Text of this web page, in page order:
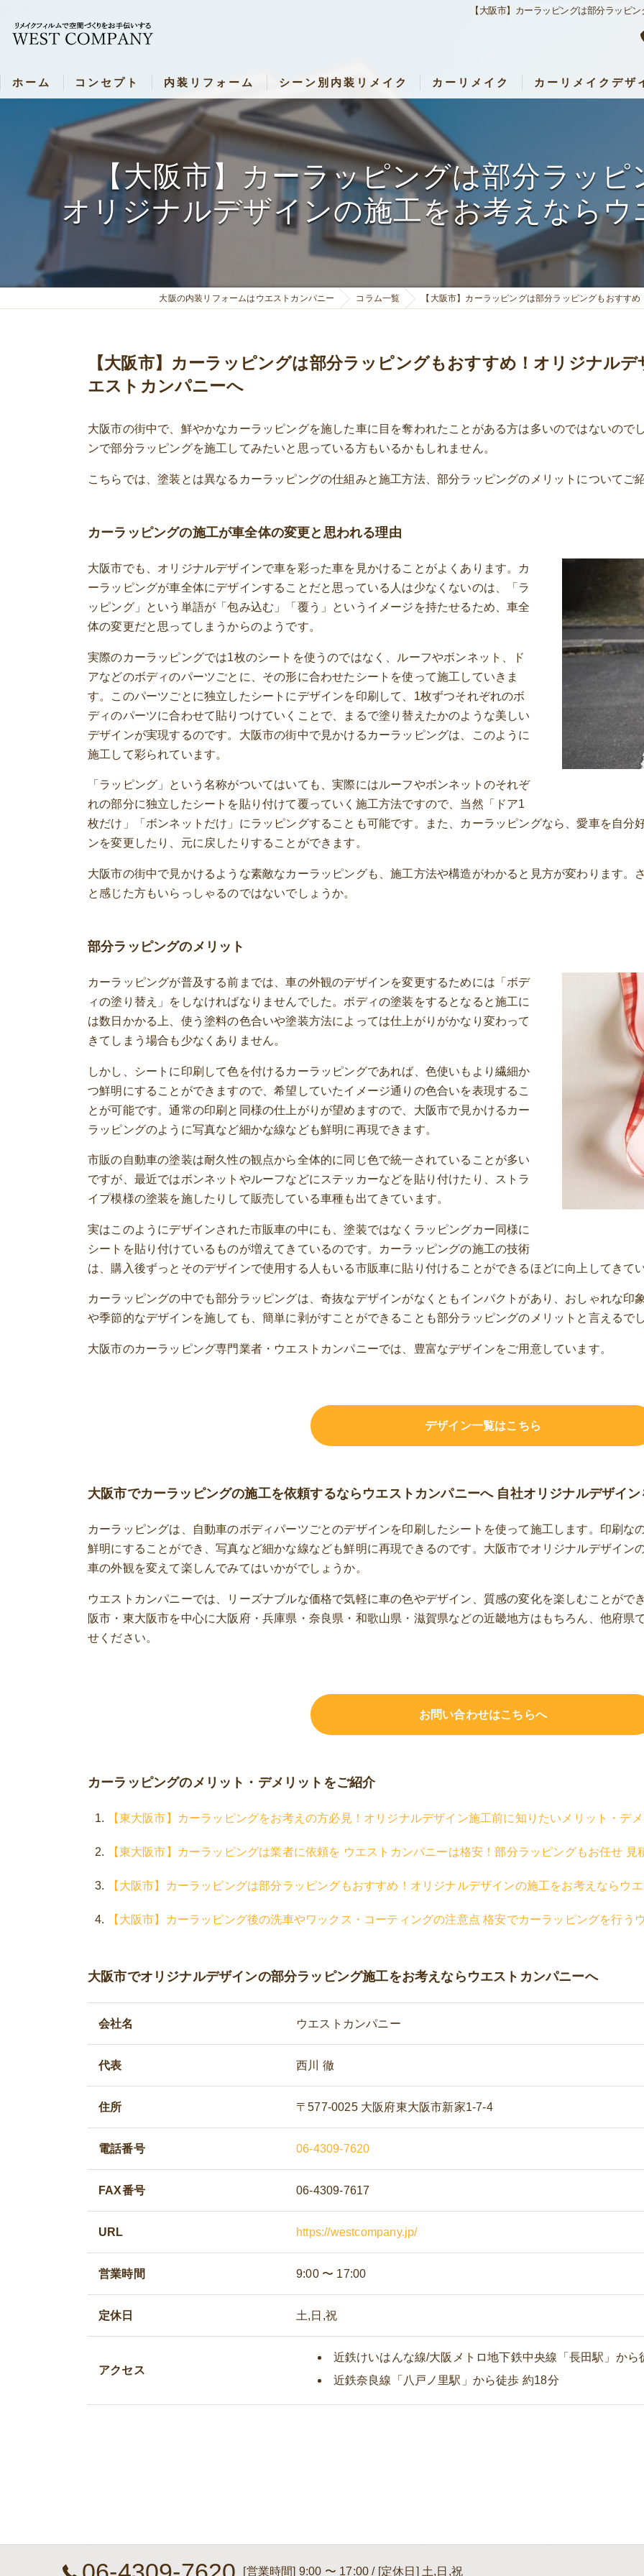
【大阪市】カーラッピングは部分ラッピ
ホーム コンセプト
新着情報
内装リフォーム
内装リフォーム
内装リフォーム 各種料金表
壁リメイク・料金表
ドアリメイク・料金表
バスルームリメイク・料金表
シャッターリメイク・料金表
アクリルパーテーション・料金表
シーン別内装リメイク
シーン別内装リメイク
飲食店・アパレル・店舗リメイク
病院・施設・キッズルームリメイク
お部屋（キッチン・子ども部屋・壁など）リメイク
カーリメイク
パーツセット・料金表
カーリメイクデザ
【大阪市】カーラッピングは部分ラッ
オリジナルデザインの施工をお考えなら
大阪の内装リフォームはウエストカンパニー コラム一覧 【大阪市】カーラッピングは部分ラッピングもおすす
【大阪市】カーラッピングは部分ラッピングもおすすめ！オリジナル
エストカンパニーへ
大阪市の街中で、鮮やかなカーラッピングを施した車に目を奪われたことがある方は多いのではないので
ンで部分ラッピングを施工してみたいと思っている方もいるかもしれません。
こちらでは、塗装とは異なるカーラッピングの仕組みと施工方法、部分ラッピングのメリットについてご
カーラッピングの施工が車全体の変更と思われる理由
大阪市でも、オリジナルデザインで車を彩った車を見かけることがよくあります。カ
ーラッピングが車全体にデザインすることだと思っている人は少なくないのは、「ラ
ッピング」という単語が「包み込む」「覆う」というイメージを持たせるため、車全
体の変更だと思ってしまうからのようです。
実際のカーラッピングでは1枚のシートを使うのではなく、ルーフやボンネット、ド
アなどのボディのパーツごとに、その形に合わせたシートを使って施工していきま
す。このパーツごとに独立したシートにデザインを印刷して、1枚ずつそれぞれのボ
ディのパーツに合わせて貼りつけていくことで、まるで塗り替えたかのような美しい
デザインが実現するのです。大阪市の街中で見かけるカーラッピングは、このように
施工して彩られています。
「ラッピング」という名称がついてはいても、実際にはルーフやボンネットのそれぞ
れの部分に独立したシートを貼り付けて覆っていく施工方法ですので、当然「ドア1
枚だけ」「ボンネットだけ」にラッピングすることも可能です。また、カーラッピングなら、愛車を自分
ンを変更したり、元に戻したりすることができます。
大阪市の街中で見かけるような素敵なカーラッピングも、施工方法や構造がわかると見方が変わります。
と感じた方もいらっしゃるのではないでしょうか。
部分ラッピングのメリット
カーラッピングが普及する前までは、車の外観のデザインを変更するためには「ボデ
ィの塗り替え」をしなければなりませんでした。ボディの塗装をするとなると施工に
は数日かかる上、使う塗料の色合いや塗装方法によっては仕上がりがかなり変わって
きてしまう場合も少なくありません。
しかし、シートに印刷して色を付けるカーラッピングであれば、色使いもより繊細か
つ鮮明にすることができますので、希望していたイメージ通りの色合いを表現するこ
とが可能です。通常の印刷と同様の仕上がりが望めますので、大阪市で見かけるカー
ラッピングのように写真など細かな線なども鮮明に再現できます。
市販の自動車の塗装は耐久性の観点から全体的に同じ色で統一されていることが多い
ですが、最近ではボンネットやルーフなどにステッカーなどを貼り付けたり、ストラ
イプ模様の塗装を施したりして販売している車種も出てきています。
実はこのようにデザインされた市販車の中にも、塗装ではなくラッピングカー同様に
シートを貼り付けているものが増えてきているのです。カーラッピングの施工の技術
は、購入後ずっとそのデザインで使用する人もいる市販車に貼り付けることができるほどに向上してきて
カーラッピングの中でも部分ラッピングは、奇抜なデザインがなくともインパクトがあり、おしゃれな印
や季節的なデザインを施しても、簡単に剥がすことができることも部分ラッピングのメリットと言えるで
大阪市のカーラッピング専門業者・ウエストカンパニーでは、豊富なデザインをご用意しています。
デザイン一覧はこちら
大阪市でカーラッピングの施工を依頼するならウエストカンパニーへ 自社オリジナルデザイ
カーラッピングは、自動車のボディパーツごとのデザインを印刷したシートを使って施工します。印刷な
鮮明にすることができ、写真など細かな線なども鮮明に再現できるのです。大阪市でオリジナルデザイン
車の外観を変えて楽しんでみてはいかがでしょうか。
ウエストカンパニーでは、リーズナブルな価格で気軽に車の色やデザイン、質感の変化を楽しむことがで
阪市・東大阪市を中心に大阪府・兵庫県・奈良県・和歌山県・滋賀県などの近畿地方はもちろん、他府県
せください。
お問い合わせはこちらへ
カーラッピングのメリット・デメリットをご紹介
【東大阪市】カーラッピングをお考えの方必見！オリジナルデザイン施工前に知りたいメリット・デ
【東大阪市】カーラッピングは業者に依頼を ウエストカンパニーは格安！部分ラッピングもお任せ 見
【大阪市】カーラッピングは部分ラッピングもおすすめ！オリジナルデザインの施工をお考えならウ
【大阪市】カーラッピング後の洗車やワックス・コーティングの注意点 格安でカーラッピングを行う
大阪市でオリジナルデザインの部分ラッピング施工をお考えならウエストカンパニーへ
会社名 ウエストカンパニー
代表 西川 徹
住所 〒577-0025 大阪府東大阪市新家1-7-4
電話番号 06-4309-7620
FAX番号 06-4309-7617
URL https://westcompany.jp/
営業時間 9:00 〜 17:00
定休日 土,日,祝
アクセス
近鉄けいはんな線/大阪メトロ地下鉄中央線「長田駅」から
近鉄奈良線「八戸ノ里駅」から徒歩 約18分
[営業時間] 9:00 〜 17:00 / [定休日] 土,日,祝